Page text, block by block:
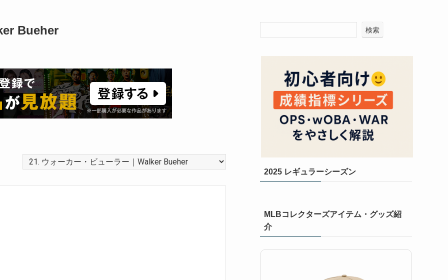
Bueher 検索
2025 レギュラーシーズン
MLBコレクターズアイテム・グッズ紹
介